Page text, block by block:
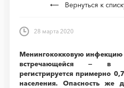
Вернуться к
28 марта 2020
Менингококковую инфекцию
встречающейся — в
регистрируется примерно
населения. Опасность же